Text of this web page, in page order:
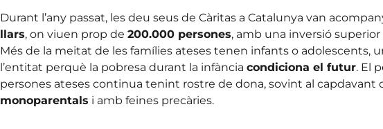
Durant l’any passat, les deu seus de Càritas a Catalunya van
llars, on viuen prop de 200.000 persones, amb una inversió superior
Més de la meitat de les famílies ateses tenen infants o adolescents,
l’entitat perquè la pobresa durant la infància condiciona el futur. El
persones ateses continua tenint rostre de dona, sovint al capdavant
monoparentals i amb feines precàries.